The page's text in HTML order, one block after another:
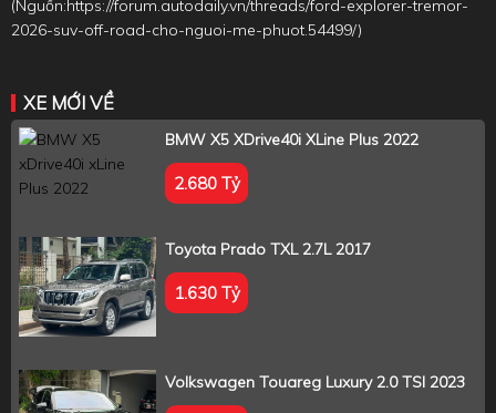
(Nguồn:https://forum.autodaily.vn/threads/ford-explorer-tremor-
2026-suv-off-road-cho-nguoi-me-phuot.54499/)
XE MỚI VỀ
BMW X5 XDrive40i XLine Plus 2022
2.680 Tỷ
Toyota Prado TXL 2.7L 2017
1.630 Tỷ
Volkswagen Touareg Luxury 2.0 TSI 2023